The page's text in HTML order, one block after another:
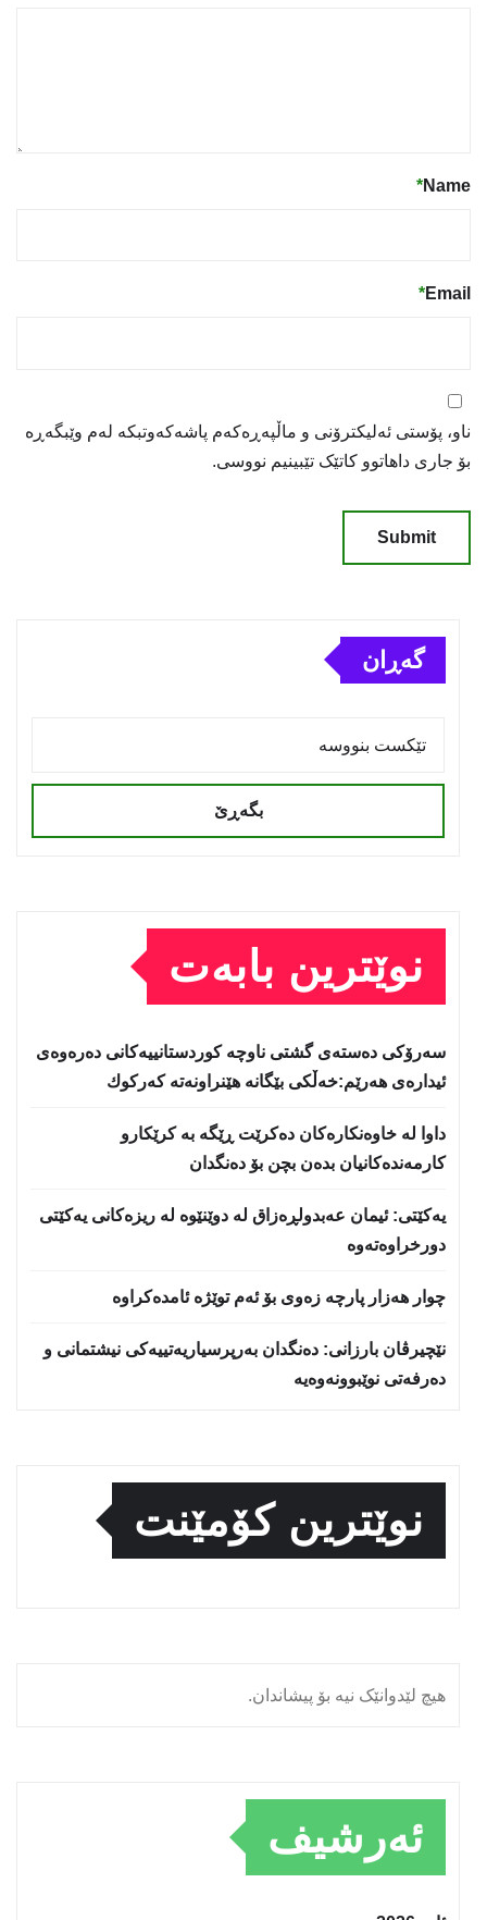
Name
*
Email
*
ناو، پۆستی ئەلیکترۆنی و ماڵپەڕەکەم پاشەکەوتبکە لەم وێبگەڕە
بۆ جاری داهاتوو کاتێک تێبینیم نووسی.
گەڕان
بگەڕێ
نوێترین بابەت
سه‌رۆكی دەستەی گشتی ناوچە كوردستانییەكانی دەرەوەی
ئیدارەی هەرێم:خه‌ڵكی بێگانه‌ هێنراونه‌ته‌ كه‌ركوك
داوا لە خاوەنکارەکان دەکرێت ڕێگە بە کرێکارو
کارمەندەکانیان بدەن بچن بۆ دەنگدان
یه‌كێتی: ئیمان عه‌بدولڕه‌زاق له‌ دوێنێوه‌ له‌ ریزه‌كانی یه‌كێتی
دورخراوه‌ته‌وه‌
چوار هەزار پارچە زەوی بۆ ئەم توێژە ئامدەکراوە
نێچيرڤان بارزانى: دەنگدان بەرپرسیاريه‌تییەکی نیشتمانى و
دەرفەتی نوێبوونەوەیە
نوێترین کۆمێنت
هیچ لێدوانێک نیە بۆ پیشاندان.
ئەرشیف